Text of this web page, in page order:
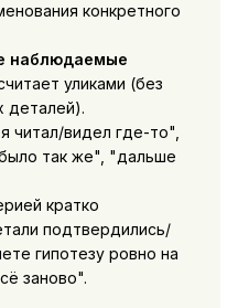
конкретного
наблюдаемые
уликами (без
деталей).
читал/видел где-то",
так же", "дальше
кратко
подтвердились/
гипотезу ровно на
заново".